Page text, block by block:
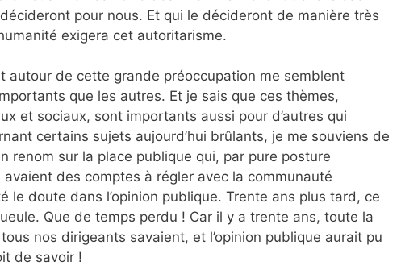
pour nous. Et qui le décideront de manière très
exigera cet autoritarisme.
autour de cette grande préoccupation me semblent
que les autres. Et je sais que ces thèmes,
et sociaux, sont importants aussi pour d’autres qui
certains sujets aujourd’hui brûlants, je me souviens de
renom sur la place publique qui, par pure posture
avaient des comptes à régler avec la communauté
le doute dans l’opinion publique. Trente ans plus tard, ce
Que de temps perdu ! Car il y a trente ans, toute la
nos dirigeants savaient, et l’opinion publique aurait pu
de savoir !